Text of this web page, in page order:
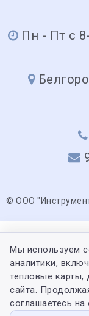
Пн - Пт с
© ООО
Мы используем
аналитики,
тепловые карты,
сайта.
соглашаетесь